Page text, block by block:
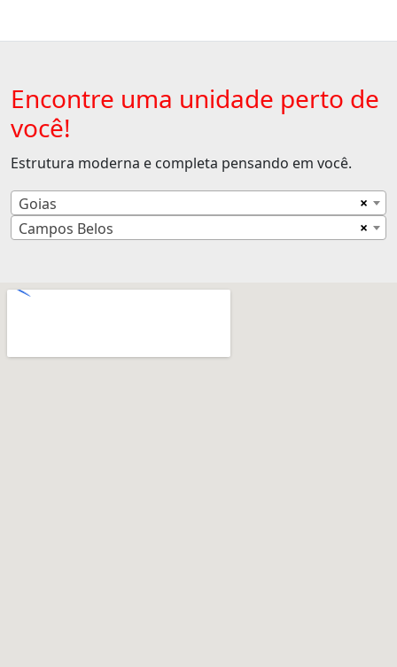
Encontre uma unidade perto de
você!
Estrutura moderna e completa pensando em você.
×
Goias
×
Campos Belos